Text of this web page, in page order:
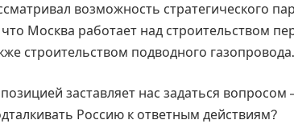
возможность стратегического
Москва работает над строительством
строительством подводного газопровода.
заставляет нас задаться вопросом
Россию к ответным действиям?